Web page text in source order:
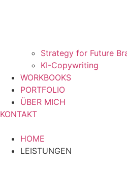
Strategy for Future
KI-Copywriting
WORKBOOKS
PORTFOLIO
ÜBER MICH
KONTAKT
HOME
LEISTUNGEN